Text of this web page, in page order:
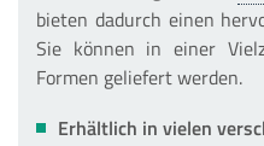
bieten dadurch einen
Sie können in einer
Formen geliefert werden.
Erhältlich in vielen